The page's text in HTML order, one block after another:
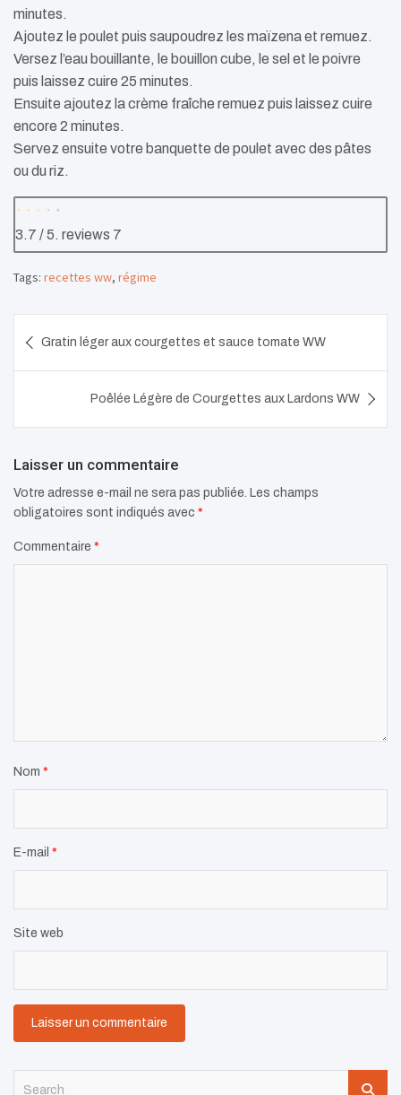
minutes.
Ajoutez le poulet puis saupoudrez les maïzena et remuez.
Versez l’eau bouillante, le bouillon cube, le sel et le poivre
puis laissez cuire 25 minutes.
Ensuite ajoutez la crème fraîche remuez puis laissez cuire
encore 2 minutes.
Servez ensuite votre banquette de poulet avec des pâtes
ou du riz.
3.7 / 5. reviews 7
Tags: recettes ww, régime
de
Gratin léger aux courgettes et sauce tomate WW
Poêlée Légère de Courgettes aux Lardons WW
Laisser un commentaire
Votre adresse e-mail ne sera pas publiée. Les champs
obligatoires sont indiqués avec *
Commentaire *
Nom *
E-mail *
Site web